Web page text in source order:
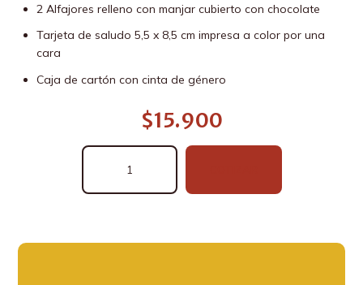
2 Alfajores relleno con manjar cubierto con chocolate
Tarjeta de saludo 5,5 x 8,5 cm impresa a color por una
cara
Caja de cartón con cinta de género
$15.900
Kit
cantidad